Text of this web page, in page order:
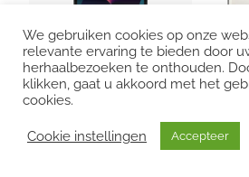
Refurbished iPhone 13
256 GB Zwart Licht
We gebruiken cookies op onze
relevante ervaring te bieden door
herhaalbezoeken te onthouden.
klikken, gaat u akkoord met het
cookies.
Cookie instellingen Accepteer